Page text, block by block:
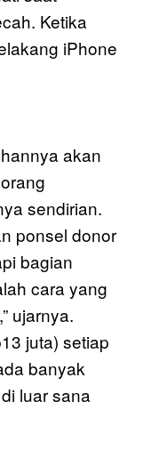
Ketika
iPhone
akan
sendirian.
ponsel donor
bagian
cara yang
ujarnya.
juta) setiap
banyak
luar sana